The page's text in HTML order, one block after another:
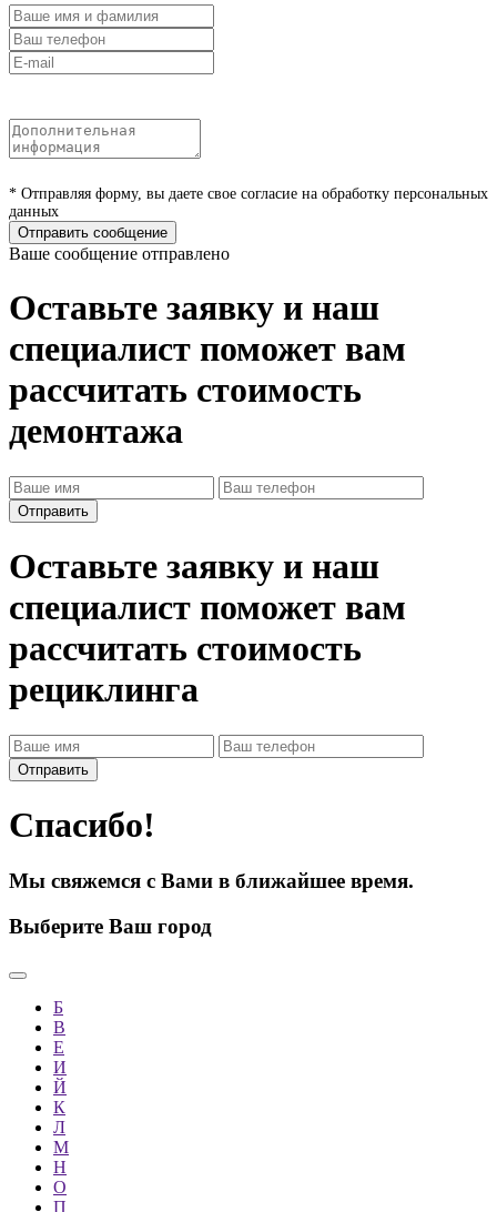
* Отправляя форму, вы даете свое согласие на обработку персональных
данных
Отправить сообщение
Ваше сообщение отправлено
Оставьте заявку и наш
специалист поможет вам
рассчитать стоимость
демонтажа
Оставьте заявку и наш
специалист поможет вам
рассчитать стоимость
рециклинга
Спасибо!
Мы свяжемся с Вами в ближайшее время.
Выберите Ваш город
Б
В
Е
И
Й
К
Л
М
Н
О
П